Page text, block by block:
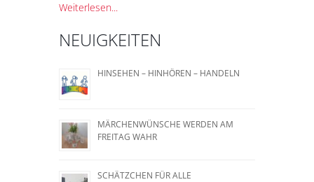
Weiterlesen...
NEUIGKEITEN
HINSEHEN – HINHÖREN – HANDELN
MÄRCHENWÜNSCHE WERDEN AM
FREITAG WAHR
SCHÄTZCHEN FÜR ALLE